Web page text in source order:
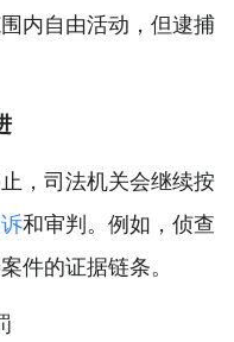
内自由活动，但逮捕
，司法机关会继续按
和审判。例如，侦查
件的证据链条。